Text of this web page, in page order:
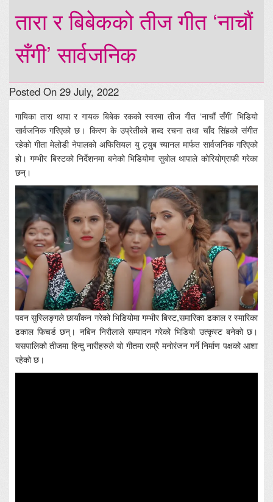
तारा र बिबेकको तीज गीत ‘नाचौं
सँगी’ सार्वजनिक
Posted On 29 July, 2022
गायिका तारा थापा र गायक बिबेक रकको स्वरमा तीज गीत ‘नाचौं सँगी’ भिडियो
सार्वजनिक गरिएको छ। किरण के उप्रेतीको शब्द रचना तथा चाँद सिंहको संगीत
रहेको गीता मेलोडी नेपालको अफिसियल यु ट्युब च्यानल मार्फत सार्वजनिक गरिएको
हो। गम्भीर बिस्टको निर्देशनमा बनेको भिडियोमा सुबोल थापाले कोरियोग्राफी गरेका
छन्।
पवन सुस्लिङ्गले छायाँकन गरेको भिडियोमा गम्भीर बिस्ट,समारिका ढकाल र स्मारिका
ढकाल फिचर्ड छन्। नबिन निरौलाले सम्पादन गरेको भिडियो उत्कृस्ट बनेको छ।
यसपालिको तीजमा हिन्दु नारीहरुले यो गीतमा राम्रै मनोरंजन गर्ने निर्माण पक्षको आशा
रहेको छ।